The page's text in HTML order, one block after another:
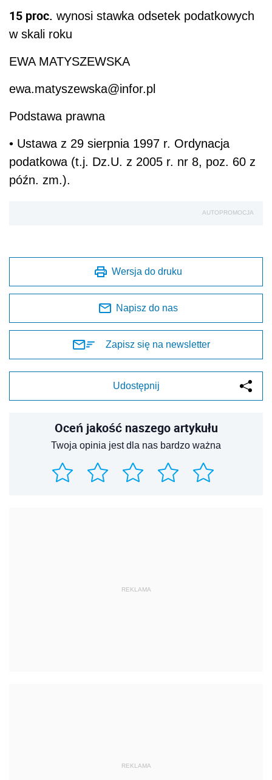
15 proc. wynosi stawka odsetek podatkowych
w skali roku
EWA MATYSZEWSKA
ewa.matyszewska@infor.pl
Podstawa prawna
• Ustawa z 29 sierpnia 1997 r. Ordynacja
podatkowa (t.j. Dz.U. z 2005 r. nr 8, poz. 60 z
późn. zm.).
AUTOPROMOCJA
Wersja do druku
Napisz do nas
Zapisz się na newsletter
Udostępnij
Oceń jakość naszego artykułu
Twoja opinia jest dla nas bardzo ważna
REKLAMA
REKLAMA